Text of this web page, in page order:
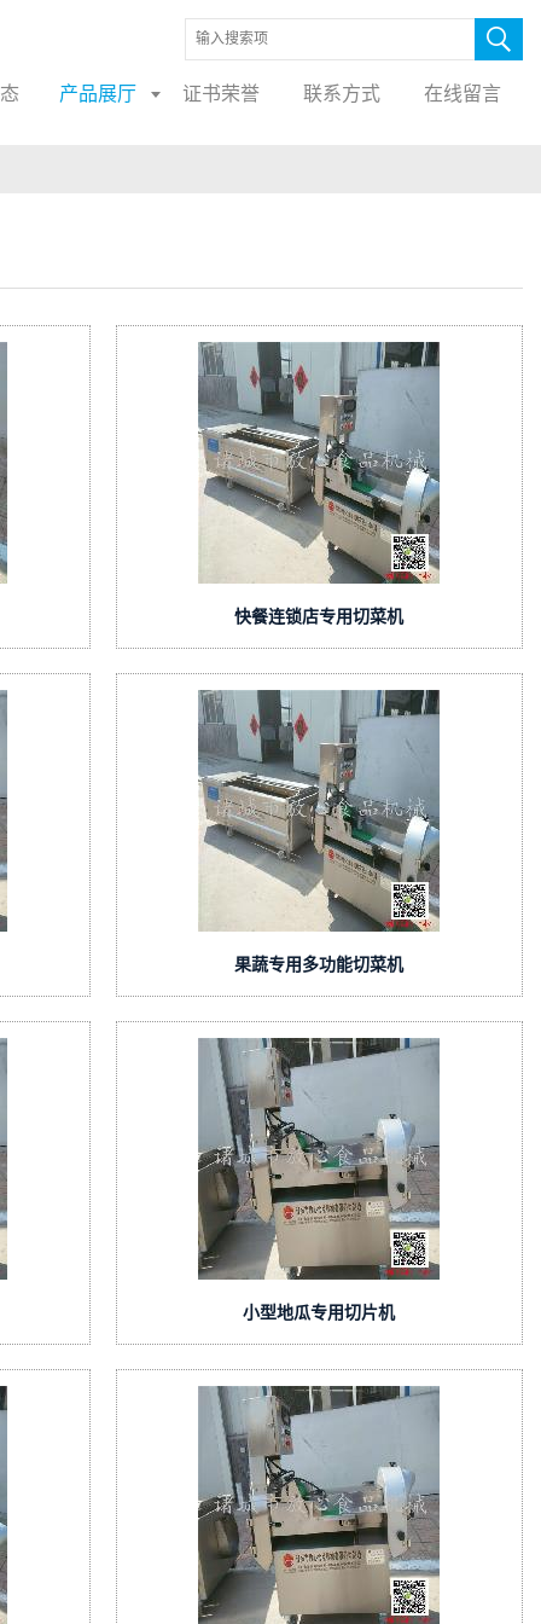
产品展厅 证书荣誉 联系方式 在线留言
快餐连锁店专用切菜机
果蔬专用多功能切菜机
小型地瓜专用切片机